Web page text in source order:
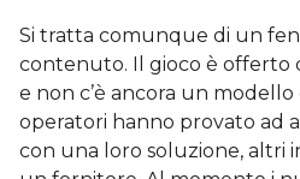
Si tratta comunque di un
contenuto. Il gioco è offerto
e non c’è ancora un
operatori hanno provato ad
con una loro soluzione, altri